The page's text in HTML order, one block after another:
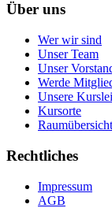
Über uns
Wer wir sind
Unser Team
Unser
Werde
Unsere
Kursorte
Raumübersicht
Rechtliches
Impressum
AGB